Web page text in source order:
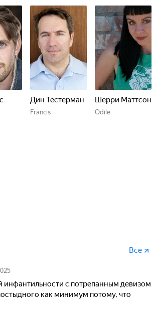
Дин Тестерман
Francis
Шерри Маттсон
Odile
Все
с потрепанным девизом
как минимум потому, что